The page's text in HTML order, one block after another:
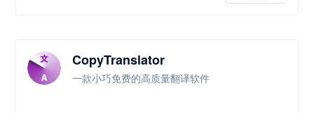
CopyTranslator
一款小巧免费的高质量翻译软件